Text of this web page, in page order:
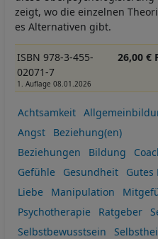
zeigt, wo die einzelnen
es Alternativen gibt.
ISBN 978-3-455-
02071-7
1. Auflage 08.01.2026
26,00 €
Achtsamkeit
Angst
Beziehung(en)
Beziehungen
Bildung
Gefühle
Gesundheit Gutes
Liebe
Manipulation
Psychotherapie
Ratgeber
Selbstbewusstsein